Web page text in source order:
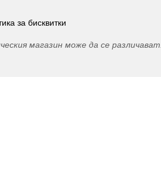
за бисквитки
магазин може да се различават.